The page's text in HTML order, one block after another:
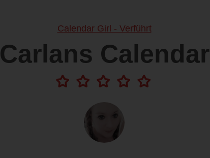
Calendar Girl - Verführt
Carlans Calendar